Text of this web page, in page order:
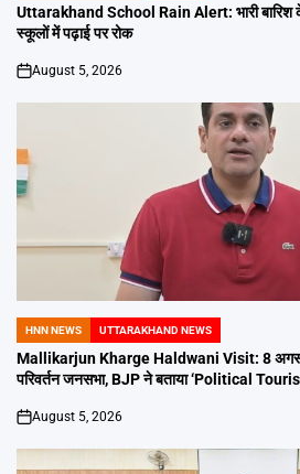
IN
Uttarakhand School Rain Alert: भारी बारिश के
स्कूलों में पढ़ाई पर रोक
on
August 5, 2026
POSTED
IN
HNN NEWS UTTARAKHAND NEWS
Mallikarjun Kharge Haldwani Visit: 8 अगस्त
परिवर्तन जनसभा, BJP ने बताया ‘Political
on
August 5, 2026